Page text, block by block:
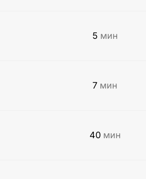
5 мин
7 мин
40 мин